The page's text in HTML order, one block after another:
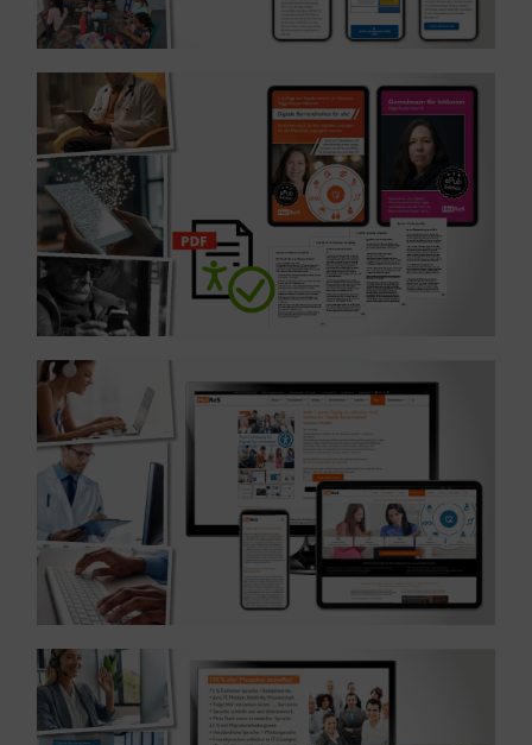
Referenz: Umsetzung barrierefreier eBooks – Branche
Verlag
MEHR ERFAHREN ...
Referenz: Re-Design und Umsetzung zu einer
barrierefreie WordPress-Seite – Branche IT
MEHR ERFAHREN ...
Online-Event zum Barrierefreiheitsstärkungsgesetz
(BFSG) am 28. Juni 2025
MEHR ERFAHREN ...